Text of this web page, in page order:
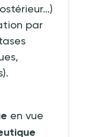
par
en vue